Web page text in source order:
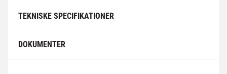
TEKNISKE SPECIFIKATIONER
DOKUMENTER